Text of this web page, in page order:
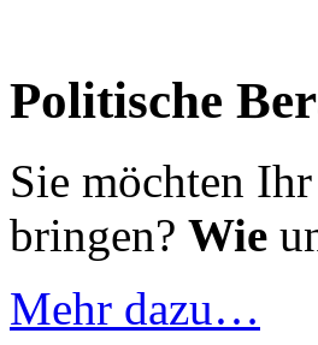
Politische
Sie möchten
bringen? Wie
Mehr dazu…